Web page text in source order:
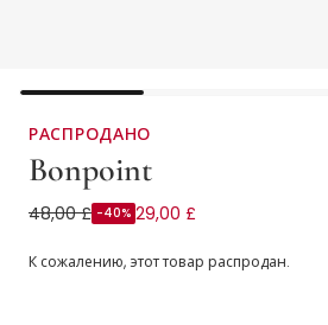
РАСПРОДАНО
Bonpoint
Cleanse & Moisturise Travel
48,00 £ -40% 29,00 £
К сожалению, этот товар распродан.